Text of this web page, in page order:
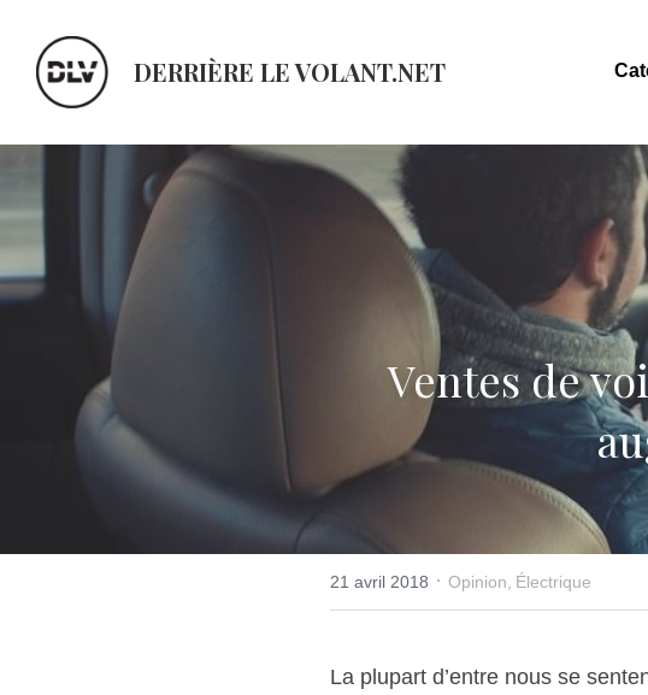
DERRIÈRE LE VOLANT.NET
Ventes de
21 avril 2018 · Opinion, Électrique
La plupart d’entre nous se